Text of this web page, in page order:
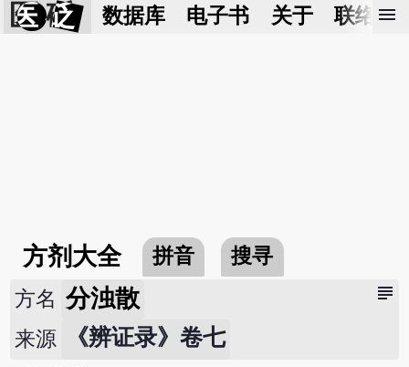
医 砭 数据库 电子书 关于 联络我
menu
方剂大全 拼音 搜寻
subject
方名 分浊散
来源 《辨证录》卷七